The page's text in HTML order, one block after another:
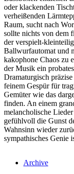
oder klackenden
verheißenden
Raum, sucht nach
sollte nichts von dem
der verspielt-
Ballwurfautomat und
kakophone Chaos zu
der Musik ein
Dramaturgisch
feinem Gespür für
Gemüter wie das
finden. An einem
melancholische
gefühlvoll die Gunst
Wahnsinn wieder
sympathisches Genie
Archive